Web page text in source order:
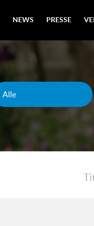
NEWS PRESSE